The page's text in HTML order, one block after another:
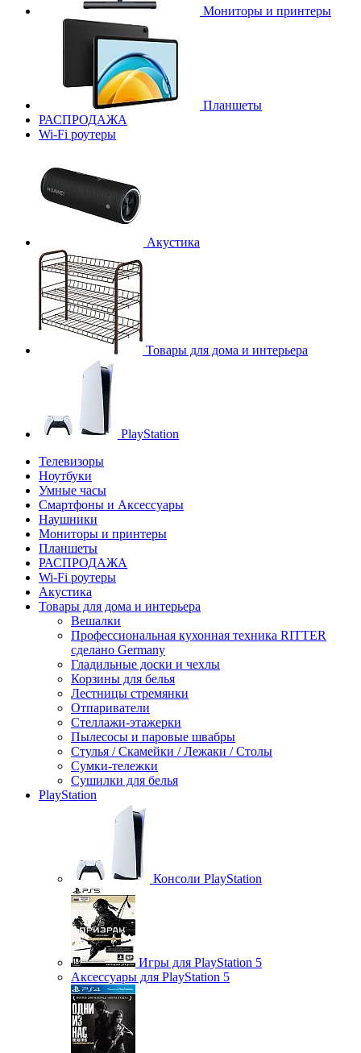
Мониторы и принтеры
Планшеты
РАСПРОДАЖА
Wi-Fi роутеры
Акустика
Товары для дома и интерьера
PlayStation
Телевизоры
Ноутбуки
Умные часы
Смартфоны и Аксессуары
Наушники
Мониторы и принтеры
Планшеты
РАСПРОДАЖА
Wi-Fi роутеры
Акустика
Товары для дома и интерьера
Вешалки
Профессиональная кухонная техника RITTER
сделано Germany
Гладильные доски и чехлы
Корзины для белья
Лестницы стремянки
Отпариватели
Стеллажи-этажерки
Пылесосы и паровые швабры
Стулья / Скамейки / Лежаки / Столы
Сумки-тележки
Сушилки для белья
PlayStation
Консоли PlayStation
Игры для PlayStation 5
Аксессуары для PlayStation 5